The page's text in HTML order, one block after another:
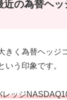
近の為替ヘ
きく為替ヘッジ
いう印象です。
ッジ